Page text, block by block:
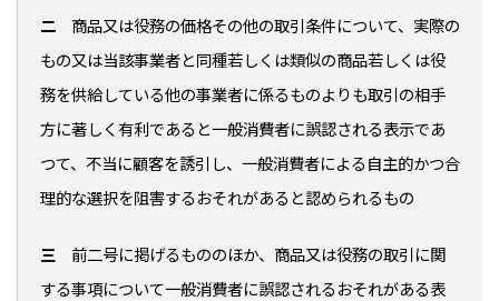
二 商品又は役務の価格その他の取引条件について、実際の
もの又は当該事業者と同種若しくは類似の商品若しくは役
務を供給している他の事業者に係るものよりも取引の相手
方に著しく有利であると一般消費者に誤認される表示であ
つて、不当に顧客を誘引し、一般消費者による自主的かつ合
理的な選択を阻害するおそれがあると認められるもの
三 前二号に掲げるもののほか、商品又は役務の取引に関
する事項について一般消費者に誤認されるおそれがある表